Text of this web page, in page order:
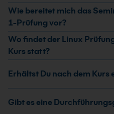
LPI-Prüfungen und
Fragen werden in
Der Kurs dauert 2 Tage. In
Wiederholung,
prüfungsrelevanter Fragen.
Wie bereitet mich das
1-Prüfung vor?
Du wiederholst zentrale
Curriculums und trainierst
Umgang mit typischen
erhältst du Informationen
Prüfungen.
Wo findet der Linux
Kurs statt?
Präsenzseminar in IT-
maßgeschneiderte
Schulung statt.
Erhältst Du nach dem Kurs
Prüfungsvorbereitung Kurs
Gibt es eine